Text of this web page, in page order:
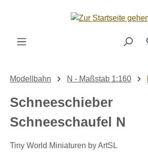
Zum Hauptinhalt springen
Modellbahn N - Maßstab 1:160
Schneeschieber
Schneeschaufel N
Tiny World Miniaturen by ArtSL